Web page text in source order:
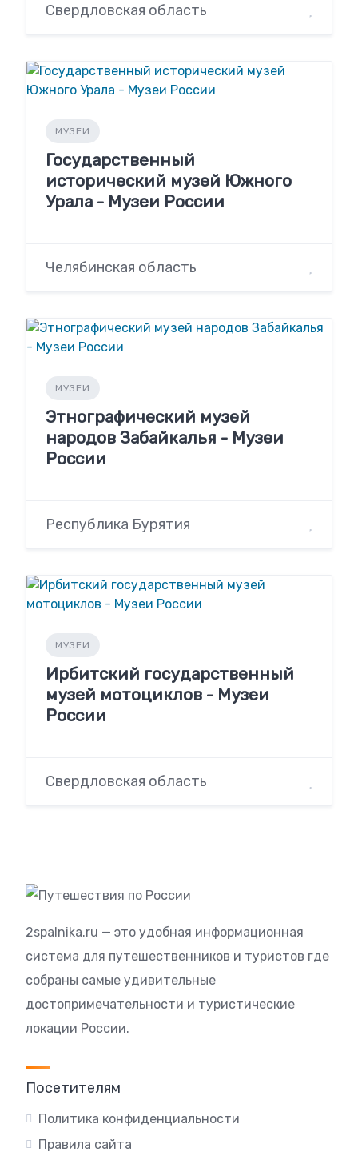
Свердловская область
МУЗЕИ
Государственный
исторический музей Южного
Урала - Музеи России
Челябинская область
МУЗЕИ
Этнографический музей
народов Забайкалья - Музеи
России
Республика Бурятия
МУЗЕИ
Ирбитский государственный
музей мотоциклов - Музеи
России
Свердловская область
2spalnika.ru — это удобная информационная
система для путешественников и туристов где
собраны самые удивительные
достопримечательности и туристические
локации России.
Посетителям
Политика конфиденциальности
Правила сайта